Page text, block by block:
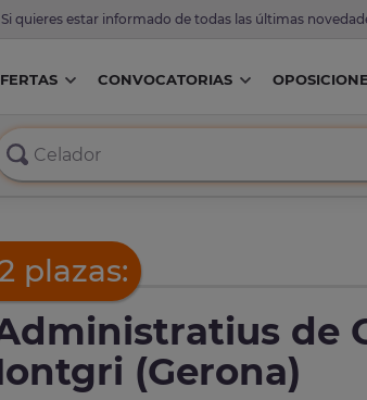
Si quieres estar informado de todas las últimas
CONVOCATORIAS
plazas:
de
(Gerona)